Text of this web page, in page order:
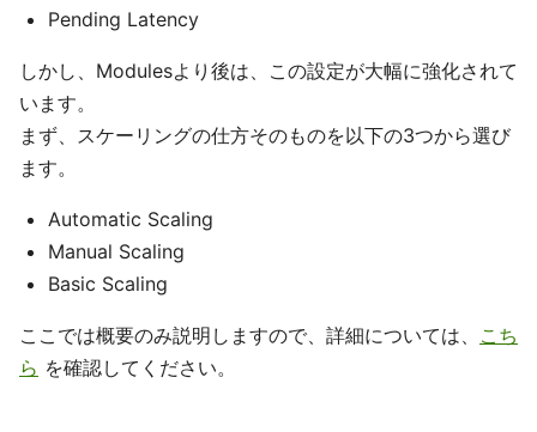
Pending Latency
しかし、Modulesより後は、この設定が大幅に強化されて
います。
まず、スケーリングの仕方そのものを以下の3つから選び
ます。
Automatic Scaling
Manual Scaling
Basic Scaling
ここでは概要のみ説明しますので、詳細については、 こち
ら を確認してください。